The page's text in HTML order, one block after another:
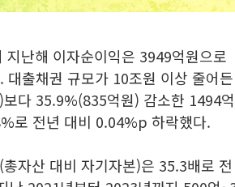
난해 이자순이익은 3949억원으로
출채권 규모가 10조원 이상 줄어든
다 35.9%(835억원) 감소한 1494억
로 전년 대비 0.04%p 하락했다.
자산 대비 자기자본)은 35.3배로 전